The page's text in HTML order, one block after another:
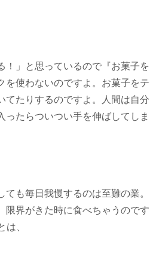
！」と思っているので『お菓子を
を使わないのですよ。お菓子をテ
てたりするのですよ。人間は自分
ったらついつい手を伸ばしてしま
ても毎日我慢するのは至難の業。
限界がきた時に食べちゃうのです
は、